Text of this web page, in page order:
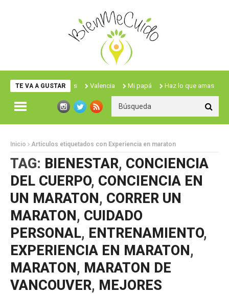
TE VA A GUSTAR
Hola Fascitis Valencia Mi papá Haz lo que amas
Inicio Artículos etiquetados con Experiencia en maraton
TAG: BIENESTAR, CONCIENCIA
DEL CUERPO, CONCIENCIA EN
UN MARATON, CORRER UN
MARATON, CUIDADO
PERSONAL, ENTRENAMIENTO,
EXPERIENCIA EN MARATON,
MARATON, MARATON DE
VANCOUVER, MEJORES